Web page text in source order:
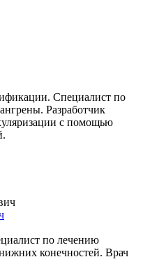
Специалист по
Разработчик
с помощью
по лечению
конечностей. Врач